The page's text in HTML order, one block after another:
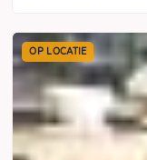
OP LOCATIE